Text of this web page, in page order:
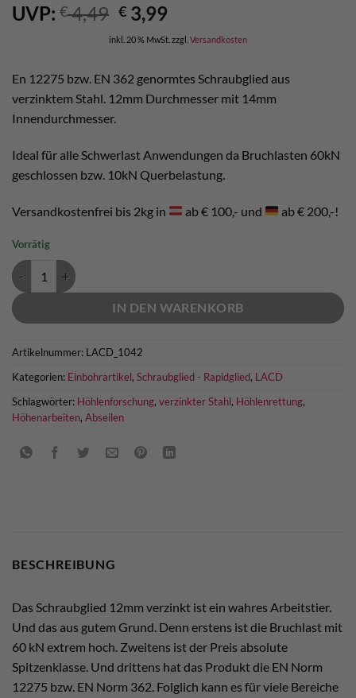
UVP: €4,49 Ursprünglicher
Preis
war:
€ 4,49
€ 3,99
Preis
ist:
€ 3,99.
inkl. 20 % MwSt. zzgl. Versandkosten
En 12275 bzw. EN 362 genormtes Schraubglied aus
verzinktem Stahl. 12mm Durchmesser mit 14mm
Innendurchmesser.
Ideal für alle Schwerlast Anwendungen da Bruchlasten 60kN
geschlossen bzw. 10kN Querbelastung.
Versandkostenfrei bis 2kg in ab € 100,- und ab € 200,-!
Vorrätig
Schraubglied 12mm verzinkt Menge
IN DEN WARENKORB
Artikelnummer: LACD_1042
Kategorien: Einbohrartikel, Schraubglied - Rapidglied, LACD
Schlagwörter: Höhlenforschung, verzinkter Stahl, Höhlenrettung,
Höhenarbeiten, Abseilen
BESCHREIBUNG
Das Schraubglied 12mm verzinkt ist ein wahres Arbeitstier.
Und das aus gutem Grund. Denn erstens ist die Bruchlast mit
60 kN extrem hoch. Zweitens ist der Preis absolute
Spitzenklasse. Und drittens hat das Produkt die EN Norm
12275 bzw. EN Norm 362. Folglich kann es für viele Bereiche